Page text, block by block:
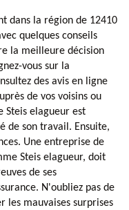
dans la région de 12410
quelques conseils
la meilleure décision
vous sur la
des avis en ligne
de vos voisins ou
Steis elagueur est
de son travail. Ensuite,
Une entreprise de
Steis elagueur, doit
de ses
N'oubliez pas de
les mauvaises surprises